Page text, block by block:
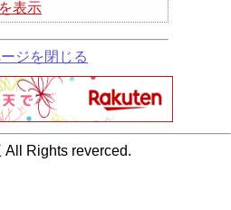
表示
ジを閉じる
All Rights reverced.